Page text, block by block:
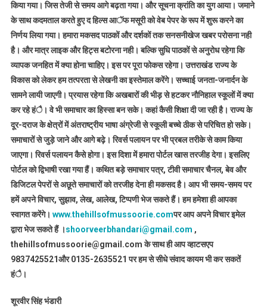
किया गया। जिस तेजी से समय आगे बढ़ता गया। और सूचना क्रांति का युग आया। जमाने
के साथ कदमताल करते हुए द हिल्स आॅफ मसूरी को वेब पेपर के रूप में शुरू करने का
निर्णय लिया गया। हमारा मकसद पाठकों और दर्शकों तक सनसनीखेज खबर परोसना नही
है। और मात्र लाइक और हिट्स बटोरना नही। बल्कि सुधि पाठकों से अनुरोध रहेगा कि
व्यापक जनहित में क्या होना चाहिए। इस पर पूरा फोकस रहेगा। उत्तराखंड राज्य के
विकास को लेकर हम तत्परता से लेखनी का इस्तेमाल करेंगे। सच्चाई जनता-जनार्दन के
सामने लायी जाएगी। प्रयास रहेगा कि अखबारों की भीड़ से हटकर नौनिहाल स्कूलों में क्या
कर रहे हंै। वे भी समाचार का हिस्सा बन सके। कहां कैसी शिक्षा दी जा रही है। राज्य के
दूर-दराज के क्षेत्रों में अंतराष्ट्रीय भाषा अंग्रेजी से स्कूली बच्चे ठीक से परिचित हो सके।
समाचारों से जुड़े जाने और आगे बढ़े। रिवर्स पलायन पर भी प्रबल तरीके से काम किया
जाएगा। रिवर्स पलायन कैसे होगा। इस दिशा में हमारा पोर्टल खास तरजीह देगा। इसलिए
पोर्टल को द्विभाषी रखा गया हैं। कथित बड़े समाचार पत्र, टीवी समाचार चैनल, बेव और
डिजिटल पेपरों से अछूते समाचारों को तरजीह देना ही मकसद है। आप भी समय-समय पर
हमें अपने विचार, सुझाव, लेख, आलेख, टिप्पणी भेज सकते हैं। हम हमेशा ही आपका
स्वागत करेंगे। www.thehillsofmussoorie.comपर आप अपने विचार इमेल
द्वारा भेज सकते हैं ।shoorveerbhandari@gmail.com ,
thehillsofmussoorie@gmail.com के साथ ही आप व्हाटसएप
9837425521और 0135-2635521 पर हम से सीधे संवाद कायम भी कर सकतें
हंै।
शूरवीर सिंह भंडारी